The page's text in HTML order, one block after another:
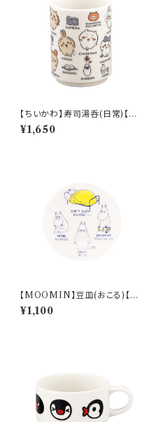
【ちいかわ】寿司湯呑(日常)【CK
W50】CKW51-327
¥1,650
【MOOMIN】豆皿(おこる)【M
M14000】MM14003-333
¥1,100